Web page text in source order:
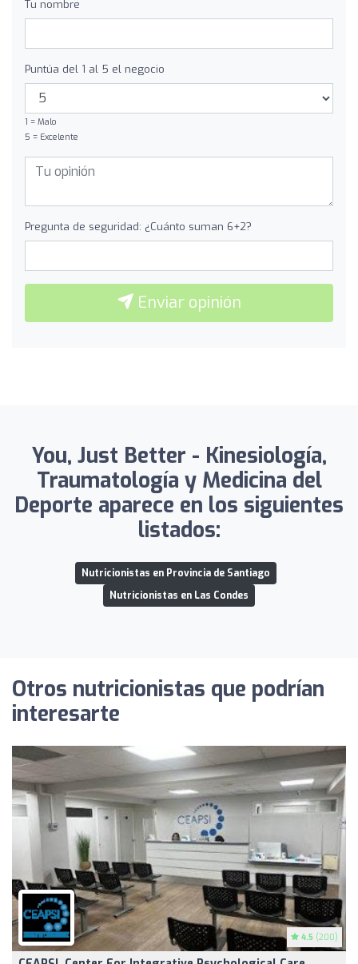
Tu nombre
Puntúa del 1 al 5 el negocio
1 = Malo
5 = Excelente
Pregunta de seguridad: ¿Cuánto suman 6+2?
Enviar opinión
You, Just Better - Kinesiología,
Traumatología y Medicina del
Deporte aparece en los siguientes
listados:
Nutricionistas en Provincia de Santiago
Nutricionistas en Las Condes
Otros nutricionistas que podrían
interesarte
4.5 (200)